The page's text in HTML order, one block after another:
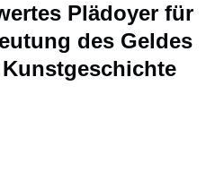
Plädoyer für
des Geldes